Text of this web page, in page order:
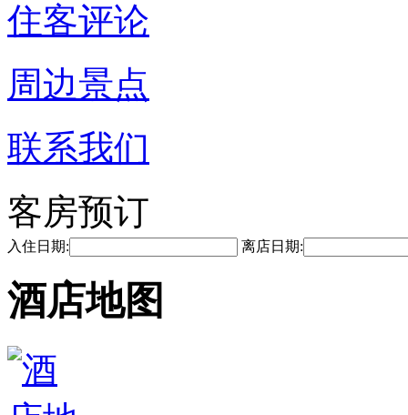
住客评论
周边景点
联系我们
客房预订
入住日期: 离店日期:
酒店地图